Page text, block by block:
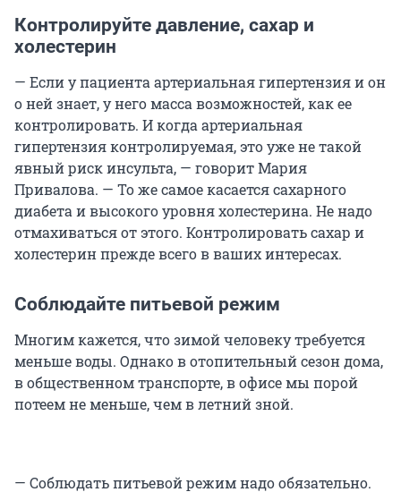
Контролируйте давление, сахар и
холестерин
— Если у пациента артериальная гипертензия и он
о ней знает, у него масса возможностей, как ее
контролировать. И когда артериальная
гипертензия контролируемая, это уже не такой
явный риск инсульта, — говорит Мария
Привалова. — То же самое касается сахарного
диабета и высокого уровня холестерина. Не надо
отмахиваться от этого. Контролировать сахар и
холестерин прежде всего в ваших интересах.
Соблюдайте питьевой режим
Многим кажется, что зимой человеку требуется
меньше воды. Однако в отопительный сезон дома,
в общественном транспорте, в офисе мы порой
потеем не меньше, чем в летний зной.
— Соблюдать питьевой режим надо обязательно.